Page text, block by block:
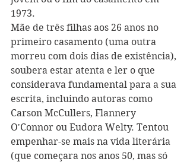
1973.
Mãe de três filhas aos 26 anos no
primeiro casamento (uma outra
morreu com dois dias de existência),
soubera estar atenta e ler o que
considerava fundamental para a sua
escrita, incluindo autoras como
Carson McCullers, Flannery
O'Connor ou Eudora Welty. Tentou
empenhar-se mais na vida literária
(que começara nos anos 50, mas só